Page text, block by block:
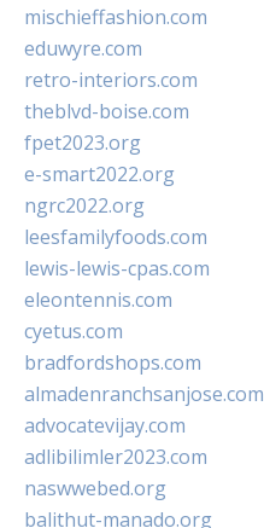
mischieffashion.com
eduwyre.com
retro-interiors.com
theblvd-boise.com
fpet2023.org
e-smart2022.org
ngrc2022.org
leesfamilyfoods.com
lewis-lewis-cpas.com
eleontennis.com
cyetus.com
bradfordshops.com
almadenranchsanjose.com
advocatevijay.com
adlibilimler2023.com
naswwebed.org
balithut-manado.org